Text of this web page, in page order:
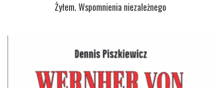
Żyłem. Wspomnienia niezależnego